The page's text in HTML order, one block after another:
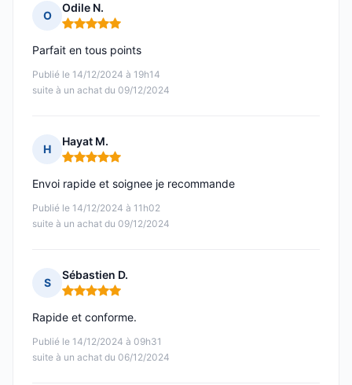
O
Odile N.
Note : 5 sur 5
Publié le 14/12/2024 à 19h14
suite à un achat du 09/12/2024
Parfait en tous points
H
Hayat M.
Note : 5 sur 5
Publié le 14/12/2024 à 11h02
suite à un achat du 09/12/2024
Envoi rapide et soignee je recommande
S
Sébastien D.
Note : 5 sur 5
Publié le 14/12/2024 à 09h31
suite à un achat du 06/12/2024
Rapide et conforme.